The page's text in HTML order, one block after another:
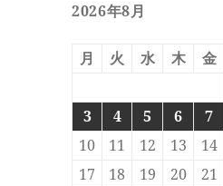
2026年8月
月 火 水 木 金
3
4 5 6 7
10
11 12 13 14
17
18 19 20 21